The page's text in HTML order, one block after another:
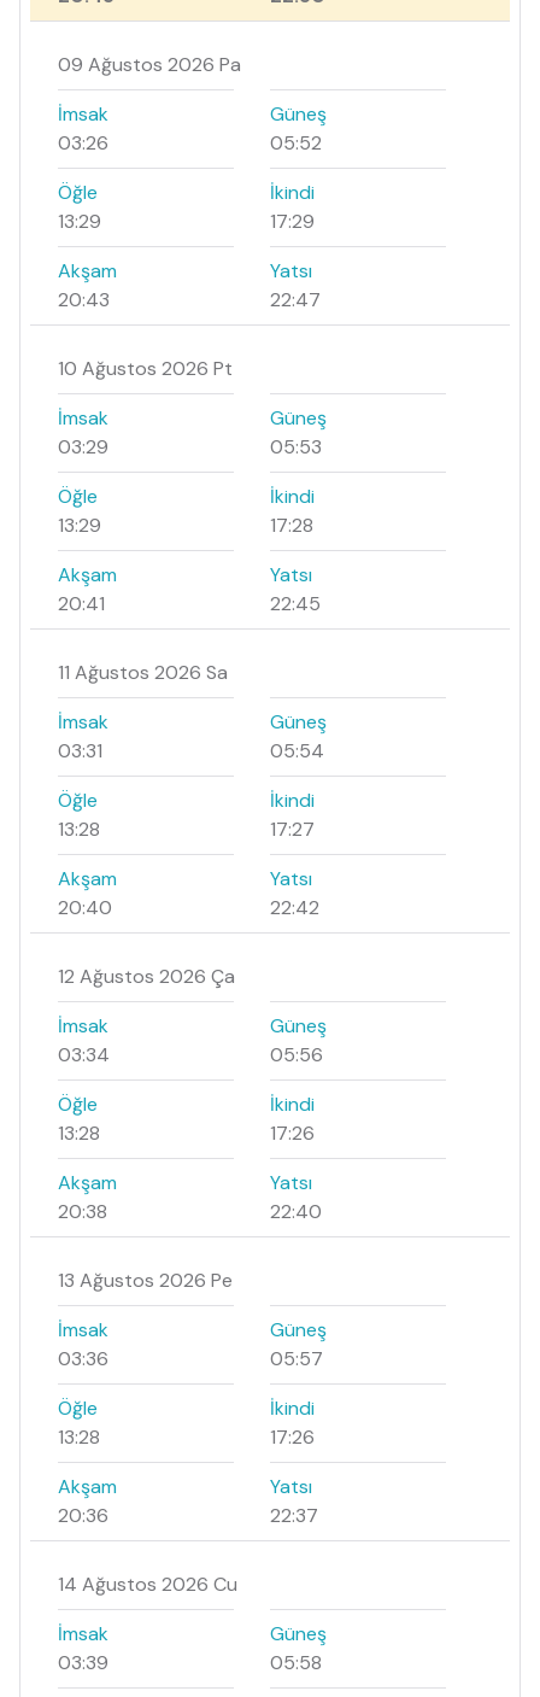
09 Ağustos 2026 Pa
İmsak
03:26
Güneş
05:52
Öğle
13:29
İkindi
17:29
Akşam
20:43
Yatsı
22:47
10 Ağustos 2026 Pt
İmsak
03:29
Güneş
05:53
Öğle
13:29
İkindi
17:28
Akşam
20:41
Yatsı
22:45
11 Ağustos 2026 Sa
İmsak
03:31
Güneş
05:54
Öğle
13:28
İkindi
17:27
Akşam
20:40
Yatsı
22:42
12 Ağustos 2026 Ça
İmsak
03:34
Güneş
05:56
Öğle
13:28
İkindi
17:26
Akşam
20:38
Yatsı
22:40
13 Ağustos 2026 Pe
İmsak
03:36
Güneş
05:57
Öğle
13:28
İkindi
17:26
Akşam
20:36
Yatsı
22:37
14 Ağustos 2026 Cu
İmsak
03:39
Güneş
05:58